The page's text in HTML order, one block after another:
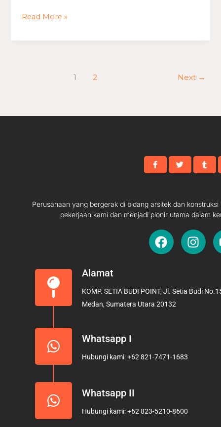
10
Read More »
1 2 Next →
Perusahaan yang bergerak di bidang arsitek dan
pekerjaan kami dan menjadi pionir utama dalam
F
a
b
o
o
I
n
g
Alamat
KOMP. SETIA BUDI POINT, Jl. Setia Budi
Medan, Sumatera Utara 20132
Whatsapp I
Hubungi kami: +62 821-7471-1683
Whatsapp II
Hubungi kami: +62 823-5210-8600